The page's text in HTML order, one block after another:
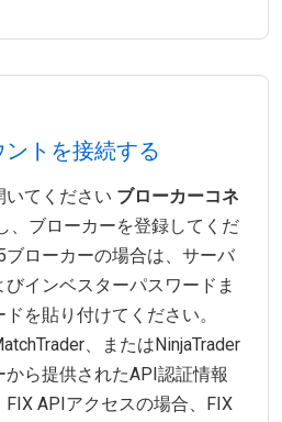
トを接続する
いてください ブローカーコネ
、ブローカーを登録してくだ
ブローカーの場合は、サーバ
インベスターパスワードま
を貼り付けてください。
、またはNinjaTrader
ら提供されたAPI認証情報
APIアクセスの場合、FIX